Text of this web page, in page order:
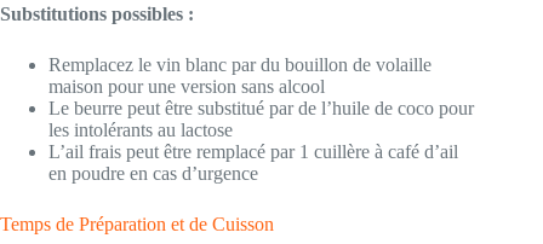
Substitutions possibles :
Remplacez le vin blanc par du bouillon de volaille
maison pour une version sans alcool
Le beurre peut être substitué par de l’huile de coco pour
les intolérants au lactose
L’ail frais peut être remplacé par 1 cuillère à café d’ail
en poudre en cas d’urgence
Temps de Préparation et de Cuisson